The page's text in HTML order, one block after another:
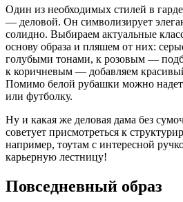
Один из необходимых стилей в
— деловой. Он символизирует
солидно. Выбираем актуальные
основу образа и пляшем от них:
голубыми тонами, к розовым —
к коричневым — добавляем
Помимо белой рубашки можно
или футболку.
Ну и какая же деловая дама без
советует присмотреться к
например, тоутам с интересной
карьерную лестницу!
Повседневный образ